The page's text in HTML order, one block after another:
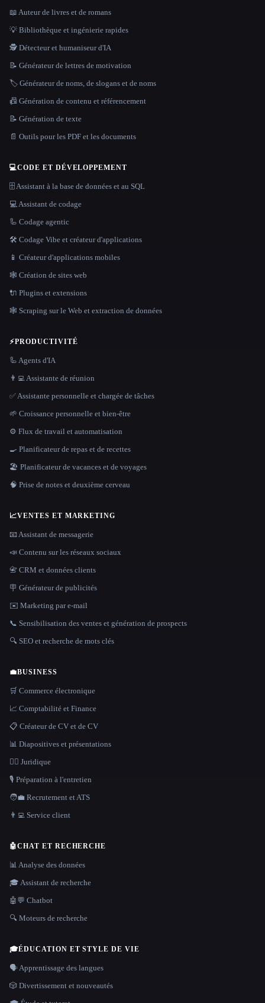
📖 Auteur de livres et de romans
💡 Bibliothèque et ingénierie rapides
🕵️ Détecteur et humaniseur d'IA
📝 Générateur de lettres de motivation
🏷️ Générateur de noms, de slogans et de noms
📠 Génération de contenu et référencement
📝 Génération de texte
📄 Outils pour les PDF et les documents
💻CODE ET DÉVELOPPEMENT
🗄️ Assistant à la base de données et au SQL
💻 Assistant de codage
🦾 Codage agentic
🛠️ Codage Vibe et créateur d'applications
📱 Créateur d'applications mobiles
🕸 Création de sites web
🔌 Plugins et extensions
🕸️ Scraping sur le Web et extraction de données
⚡PRODUCTIVITÉ
🦾 Agents d'IA
👨‍💻 Assistante de réunion
✅ Assistante personnelle et chargée de tâches
🌱 Croissance personnelle et bien-être
⚙️ Flux de travail et automatisation
🍳 Planificateur de repas et de recettes
🏖 Planificateur de vacances et de voyages
🧠 Prise de notes et deuxième cerveau
📈VENTES ET MARKETING
📧 Assistant de messagerie
📣 Contenu sur les réseaux sociaux
📇 CRM et données clients
🪧 Générateur de publicités
✉️ Marketing par e-mail
📞 Sensibilisation des ventes et génération de prospects
🔍 SEO et recherche de mots clés
💼BUSINESS
🛒 Commerce électronique
📈 Comptabilité et Finance
📋 Créateur de CV et de CV
📊 Diapositives et présentations
👩‍⚖️ Juridique
🎙️ Préparation à l'entretien
🧑‍💼 Recrutement et ATS
👨‍💻 Service client
🤖CHAT ET RECHERCHE
📊 Analyse des données
🎓 Assistant de recherche
🤖💬 Chatbot
🔍 Moteurs de recherche
🎓ÉDUCATION ET STYLE DE VIE
🗣️ Apprentissage des langues
🎲 Divertissement et nouveautés